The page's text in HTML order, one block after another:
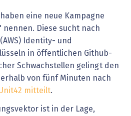
eine neue Kampagne
Diese sucht nach
Identity- und
in öffentlichen Github-
Schwachstellen gelingt den
von fünf Minuten nach
mitteilt.
ist in der Lage,